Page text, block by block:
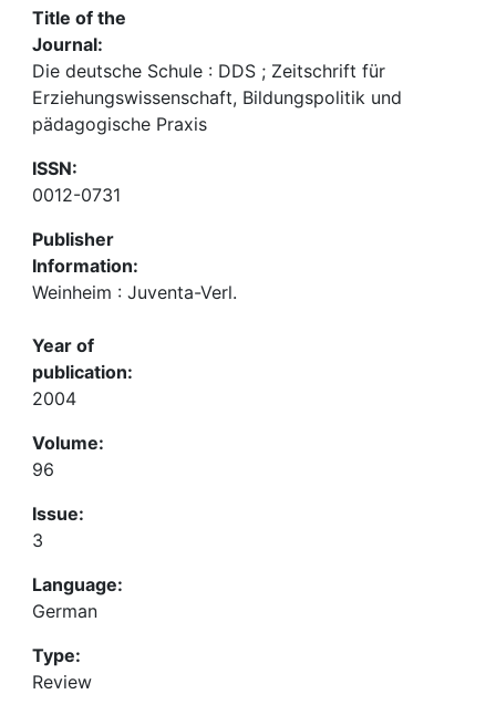
Title of the
Journal:
Die deutsche Schule : DDS ; Zeitschrift für
Erziehungswissenschaft, Bildungspolitik und
pädagogische Praxis
ISSN:
0012-0731
Publisher
Information:
Weinheim : Juventa-Verl.
Year of
publication:
2004
Volume:
96
Issue:
3
Language:
German
Type:
Review